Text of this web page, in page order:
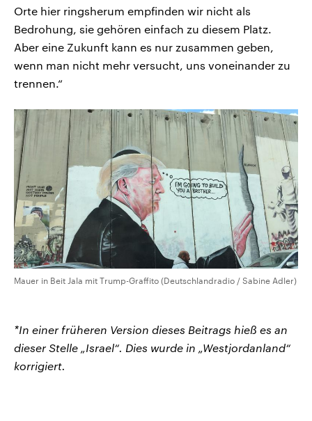
Orte hier ringsherum empfinden wir nicht als
Bedrohung, sie gehören einfach zu diesem Platz.
Aber eine Zukunft kann es nur zusammen geben,
wenn man nicht mehr versucht, uns voneinander zu
trennen.“
Mauer in Beit Jala mit Trump-Graffito (Deutschlandradio / Sabine Adler)
*In einer früheren Version dieses Beitrags hieß es an
dieser Stelle „Israel“. Dies wurde in „Westjordanland“
korrigiert.